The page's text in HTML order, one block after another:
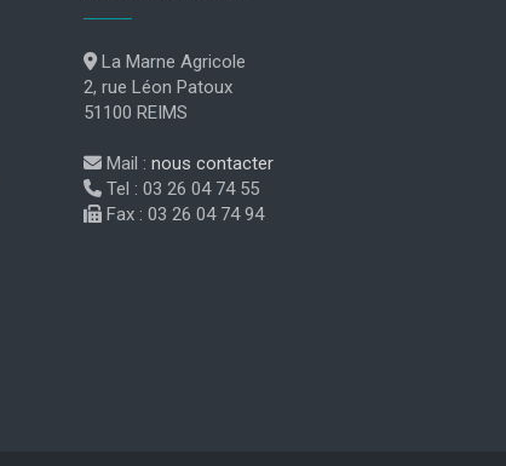
La Marne Agricole
2, rue Léon Patoux
51100 REIMS
Mail : nous contacter
Tel : 03 26 04 74 55
Fax : 03 26 04 74 94